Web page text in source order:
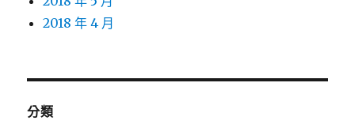
2018 年 4 月
分類